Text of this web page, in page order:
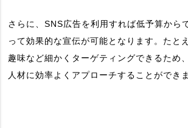
さらに、SNS広告を利用すれば低予算から
って効果的な宣伝が可能となります。たと
趣味など細かくターゲティングできるため
人材に効率よくアプローチすることができ